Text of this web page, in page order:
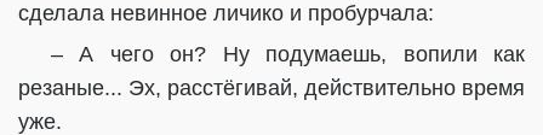
сделала невинное личико и пробурчала:
– А чего он? Ну подумаешь, вопили как
резаные... Эх, расстёгивай, действительно время
уже.